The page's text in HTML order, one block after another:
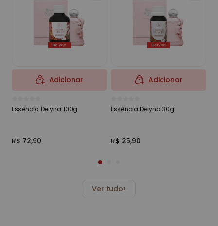
Essência Delyna 100g
R$ 72,90
Adicionar
Essência Delyna 30g
R$ 25,90
Adicionar
Ver tudo›